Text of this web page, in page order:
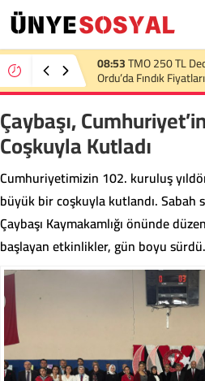
22:36TMO 2026
Üreticinin Beklentisi
Çaybaşı,
Coşkuyla Kutladı
Cumhuriyetimizin 102. kuruluş
büyük bir coşkuyla kutlandı. Sabah
Çaybaşı Kaymakamlığı önünde
başlayan etkinlikler, gün boyu